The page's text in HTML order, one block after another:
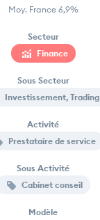
Moy. France 6,9%
Secteur
Finance
Sous Secteur
Investissement, Trading
Activité
Prestataire de service
Sous Activité
Cabinet conseil
Modèle